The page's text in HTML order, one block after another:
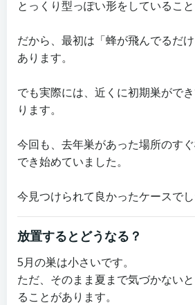
とっくり型っぽい形をしていること
だから、最初は「蜂が飛んでるだ
あります。
でも実際には、近くに初期巣がで
ります。
今回も、去年巣があった場所のす
でき始めていました。
今見つけられて良かったケースでし
放置するとどうなる？
5月の巣は小さいです。
ただ、そのまま夏まで気づかない
ることがあります。